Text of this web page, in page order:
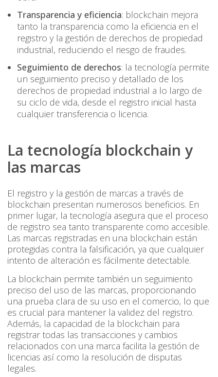
Transparencia y eficiencia: blockchain mejora
tanto la transparencia como la eficiencia en el
registro y la gestión de derechos de propiedad
industrial, reduciendo el riesgo de fraudes.
Seguimiento de derechos: la tecnología permite
un seguimiento preciso y detallado de los
derechos de propiedad industrial a lo largo de
su ciclo de vida, desde el registro inicial hasta
cualquier transferencia o licencia.
La tecnología blockchain y
las marcas
El registro y la gestión de marcas a través de
blockchain presentan numerosos beneficios. En
primer lugar, la tecnología asegura que el proceso
de registro sea tanto transparente como accesible.
Las marcas registradas en una blockchain están
protegidas contra la falsificación, ya que cualquier
intento de alteración es fácilmente detectable.
La blockchain permite también un seguimiento
preciso del uso de las marcas, proporcionando
una prueba clara de su uso en el comercio, lo que
es crucial para mantener la validez del registro.
Además, la capacidad de la blockchain para
registrar todas las transacciones y cambios
relacionados con una marca facilita la gestión de
licencias así como la resolución de disputas
legales.